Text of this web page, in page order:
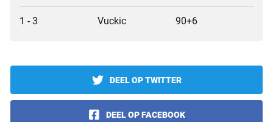
1 - 3 Vuckic 90+6
DEEL OP TWITTER
DEEL OP FACEBOOK